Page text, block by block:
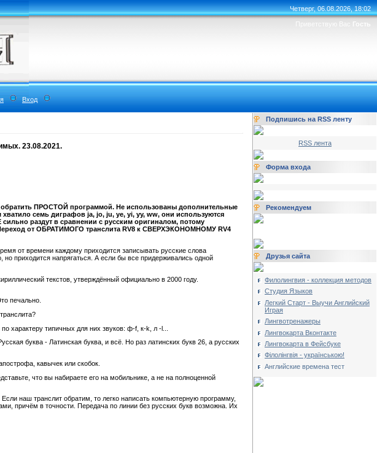
Четверг, 06.08.2026, 18:02
Приветствую Вас Гость
Вход
23.08.2021.
обратить ПРОСТОЙ программой. Не использованы дополнительные
семь диграфов ja, jo, ju, ye, yi, yy, ww, они используются
сильно раздут в сравнении с русским оригиналом, потому
от ОБРАТИМОГО транслита RV8 к СВЕРХЭКОНОМНОМУ RV4
от времени каждому приходится записывать русские слова
приходится напрягаться. А если бы все придерживались одной
текстов, утверждённый официально в 2000 году.
печально.
транслита?
характеру типичных для них звуков: ф-f, к-k, л -l...
буква - Латинская буква, и всё. Но раз латинских букв 26, а русских
кавычек или скобок.
что вы набираете его на мобильнике, а не на полноценной
наш транслит обратим, то легко написать компьютерную программу,
причём в точности. Передача по линии без русских букв возможна. Их
Подпишись на RSS ленту
RSS лента
Форма входа
Рекомендуем
Друзья сайта
Филолингвия - коллекция методов
Студия Языков
Легкий Старт - Выучи Английский
Играя
Лингвотренажеры
Лингвокарта Вконтакте
Лингвокарта в Фейсбуке
Філолінгвія - українською!
Английские времена тест